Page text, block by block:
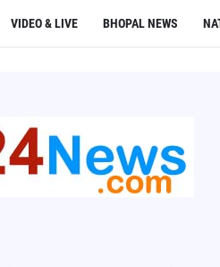
VIDEO & LIVE BHOPAL NEWS